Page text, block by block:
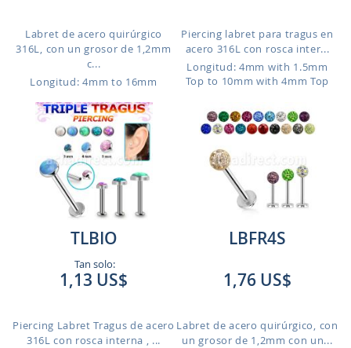
Labret de acero quirúrgico
316L, con un grosor de 1,2mm
c...
Longitud: 4mm to 16mm
Piercing labret para tragus en
acero 316L con rosca inter...
Longitud: 4mm with 1.5mm
Top to 10mm with 4mm Top
TLBIO
Tan solo:
1,13 US$
Piercing Labret Tragus de acero
316L con rosca interna , ...
LBFR4S
1,76 US$
Labret de acero quirúrgico, con
un grosor de 1,2mm con un...